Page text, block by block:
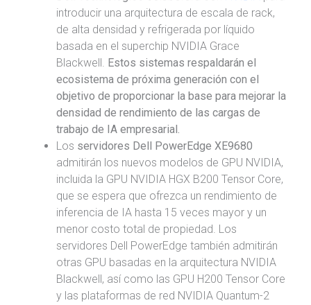
introducir una arquitectura de escala de rack,
de alta densidad y refrigerada por líquido
basada en el superchip NVIDIA Grace
Blackwell. Estos sistemas respaldarán el
ecosistema de próxima generación con el
objetivo de proporcionar la base para mejorar la
densidad de rendimiento de las cargas de
trabajo de IA empresarial.
Los servidores Dell PowerEdge XE9680
admitirán los nuevos modelos de GPU NVIDIA,
incluida la GPU NVIDIA HGX B200 Tensor Core,
que se espera que ofrezca un rendimiento de
inferencia de IA hasta 15 veces mayor y un
menor costo total de propiedad. Los
servidores Dell PowerEdge también admitirán
otras GPU basadas en la arquitectura NVIDIA
Blackwell, así como las GPU H200 Tensor Core
y las plataformas de red NVIDIA Quantum-2